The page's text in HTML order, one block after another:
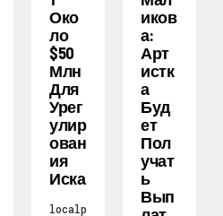
Око
Ло
$50
Млн
Для
Урег
Улир
Ован
Ия
Иска
localp
Иков
А:
Арт
Истк
А
Буд
Ет
Пол
Учат
Ь
Вып